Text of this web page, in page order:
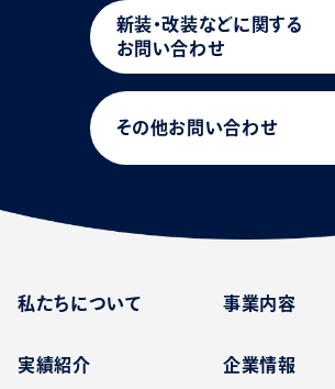
新装・改装などに関する
お問い合わせ
その他お問い合わせ
私たちについて
実績紹介
事業内容
企業情報